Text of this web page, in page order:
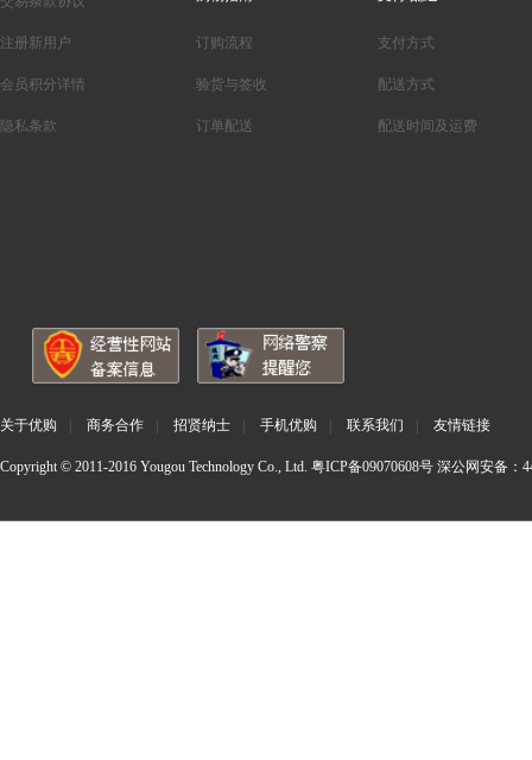
注册新用户
会员积分详情
隐私条款
订购流程
验货与签收
订单配送
支付方式
配送方式
配送时间及运费
关于优购 商务合作 招贤纳士 手机优购 联系我们 友情链接
Copyright © 2011-2016 Yougou Technology Co., Ltd. 粤ICP备09070608号 深公网安备：